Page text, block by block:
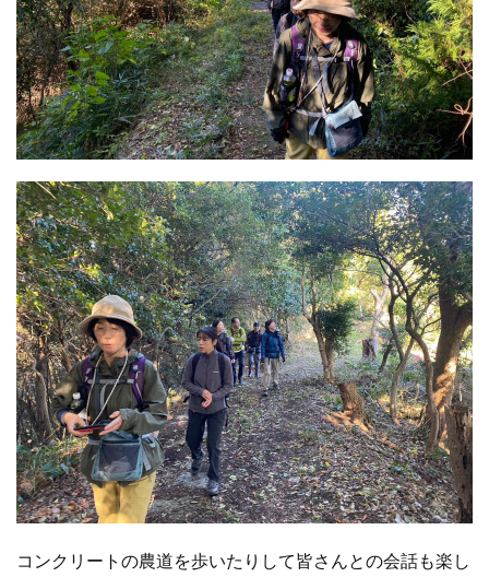
コンクリートの農道を歩いたりして皆さんとの会話も楽し